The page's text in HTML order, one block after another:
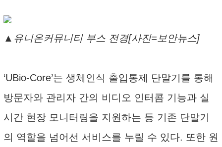
▲유니온커뮤니티 부스 전경[사진=보안뉴스]
‘UBio-Core’는 생체인식 출입통제 단말기를 통해
방문자와 관리자 간의 비디오 인터콤 기능과 실
시간 현장 모니터링을 지원하는 등 기존 단말기
의 역할을 넘어선 서비스를 누릴 수 있다. 또한 원